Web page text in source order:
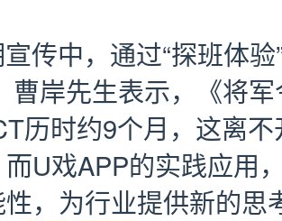
传中，通过“探班体
曹岸先生表示，《将
历时约9个月，这离
U戏APP的实践应用
，为行业提供新的思